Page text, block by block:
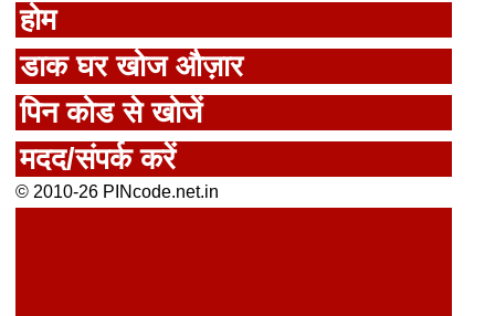
होम
डाक घर खोज औज़ार
पिन कोड से खोजें
मदद/संपर्क करें
© 2010-26 PINcode.net.in